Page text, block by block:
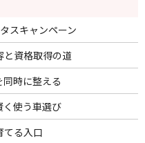
スキャンペーン
と資格取得の道
時に整える
く使う車選び
てる入口